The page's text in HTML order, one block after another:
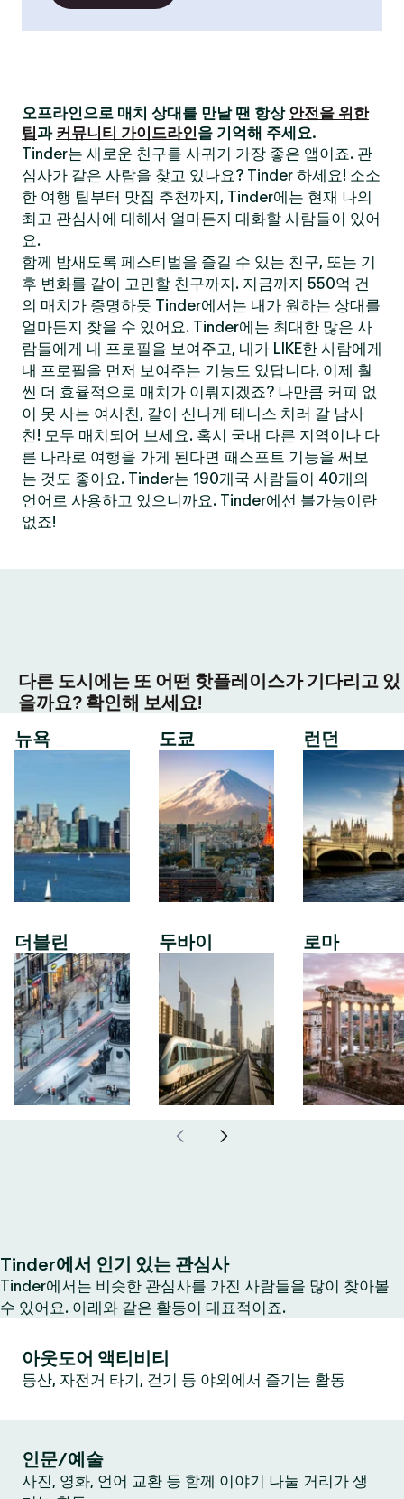
오프라인으로 매치 상대를 만날 땐 항상 안전을 위한
팁과 커뮤니티 가이드라인을 기억해 주세요.
Tinder는 새로운 친구를 사귀기 가장 좋은 앱이죠. 관
심사가 같은 사람을 찾고 있나요? Tinder 하세요! 소소
한 여행 팁부터 맛집 추천까지, Tinder에는 현재 나의
최고 관심사에 대해서 얼마든지 대화할 사람들이 있어
요.
함께 밤새도록 페스티벌을 즐길 수 있는 친구, 또는 기
후 변화를 같이 고민할 친구까지. 지금까지 550억 건
의 매치가 증명하듯 Tinder에서는 내가 원하는 상대를
얼마든지 찾을 수 있어요. Tinder에는 최대한 많은 사
람들에게 내 프로필을 보여주고, 내가 LIKE한 사람에게
내 프로필을 먼저 보여주는 기능도 있답니다. 이제 훨
씬 더 효율적으로 매치가 이뤄지겠죠? 나만큼 커피 없
이 못 사는 여사친, 같이 신나게 테니스 치러 갈 남사
친! 모두 매치되어 보세요. 혹시 국내 다른 지역이나 다
른 나라로 여행을 가게 된다면 패스포트 기능을 써보
는 것도 좋아요. Tinder는 190개국 사람들이 40개의
언어로 사용하고 있으니까요. Tinder에선 불가능이란
없죠!
다른 도시에는 또 어떤 핫플레이스가 기다리고 있
을까요? 확인해 보세요!
뉴욕
더블린
도쿄
두바이
런던
로마
Tinder에서 인기 있는 관심사
Tinder에서는 비슷한 관심사를 가진 사람들을 많이 찾아볼
수 있어요. 아래와 같은 활동이 대표적이죠.
아웃도어 액티비티
등산, 자전거 타기, 걷기 등 야외에서 즐기는 활동
인문/예술
사진, 영화, 언어 교환 등 함께 이야기 나눌 거리가 생